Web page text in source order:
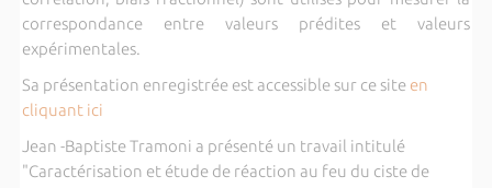
correspondance entre valeurs prédites et valeurs
expérimentales.
Sa présentation enregistrée est accessible sur ce site en
cliquant ici
Jean -Baptiste Tramoni a présenté un travail intitulé
"Caractérisation et étude de réaction au feu du ciste de